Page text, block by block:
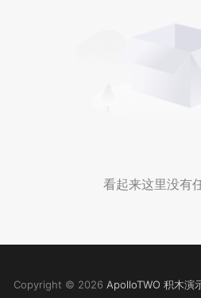
看起来这里没有
Copyright © 2026 ApolloTWO 积木演